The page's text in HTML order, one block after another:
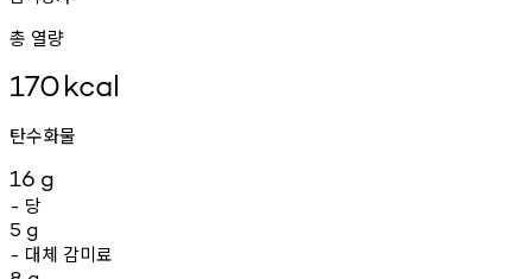
총 열량
170kcal
탄수화물
16 g
- 당
5 g
- 대체 감미료